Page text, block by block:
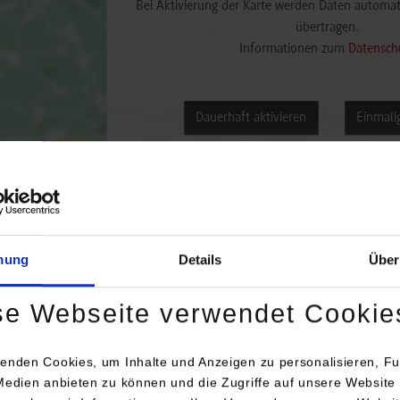
Details
Webseite verwendet
Cookies, um Inhalte und Anzeigen zu personalisieren,
anbieten zu können und die Zugriffe auf unsere Website
Bei Aktivierung der Karte werden Daten
übertragen.
Informationen zum
Dauerhaft aktivieren
/
Anschrift / Ansprechperson
Engineering
Aspachweg 14
74427 Fichtenberg